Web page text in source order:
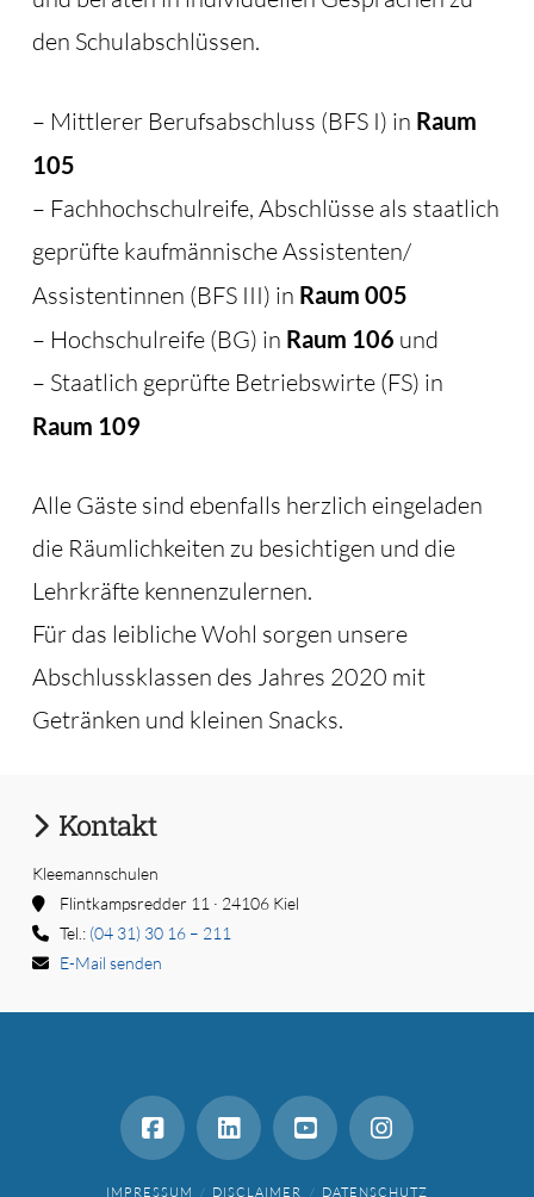
den Schulabschlüssen.
– Mittlerer Berufsabschluss (BFS I) in Raum
105
– Fachhochschulreife, Abschlüsse als staatlich
geprüfte kaufmännische Assistenten/
Assistentinnen (BFS III) in Raum 005
– Hochschulreife (BG) in Raum 106 und
– Staatlich geprüfte Betriebswirte (FS) in
Raum 109
Alle Gäste sind ebenfalls herzlich eingeladen
die Räumlichkeiten zu besichtigen und die
Lehrkräfte kennenzulernen.
Für das leibliche Wohl sorgen unsere
Abschlussklassen des Jahres 2020 mit
Getränken und kleinen Snacks.
Kontakt
Kleemannschulen
Flintkampsredder 11 · 24106 Kiel
Tel.: (04 31) 30 16 – 211
E-Mail senden
IMPRESSUM DISCLAIMER DATENSCHUTZ